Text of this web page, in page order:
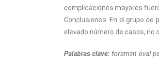
complicaciones mayores
Conclusiones: En el grupo
elevado número de casos, no
Palabras clave: foramen oval